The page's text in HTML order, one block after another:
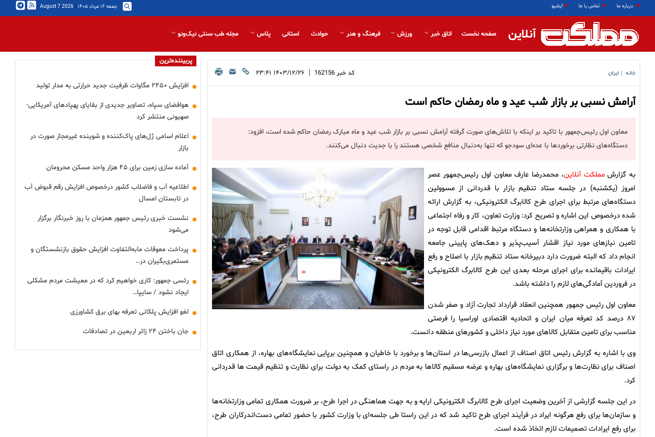
درباره ما تماس با ما آرشیو جمعه ۱۶ مرداد ۱۴۰۵ |
2026 August 7
آنلاین صفحه نخست اتاق خبر ورزش فرهنگ و هنر حوادث استانی پلاس مجله طب سنتی نیک‌ونو
خانه ایران کد خبر 162156
| ۱۴۰۳/۱۲/۲۶ ۲۳:۴۱
آرامش نسبی بر بازار شب عید و ماه رمضان حاکم است
معاون اول رئیس‌جمهور با تاکید بر اینکه با تلاش‌های صورت گرفته آرامش نسبی بر بازار شب عید و ماه مبارک رمضان حاکم شده است، افزود:
دستگاه‌های نظارتی برخوردها با عده‌ای سودجو که تنها به‌دنبال منافع شخصی هستند را با جدیت دنبال می‌کنند.
به گزارشمملکت آنلاین، محمدرضا عارف معاون اول رئیس‌جمهور عصر
امروز (یکشنبه) در جلسه ستاد تنظیم بازار با قدردانی از مسوولین
دستگاه‌های مرتبط برای اجرای طرح کالابرگ الکترونیکی، به گزارش ارائه
شده درخصوص این اشاره و تصریح کرد: وزارت تعاون، کار و رفاه اجتماعی
با همکاری و همراهی وزارتخانه‌ها و دستگاه مرتبط اقدامی قابل توجه در
تامین نیازهای مورد نیاز اقشار آسیب‌پذیر و دهک‌های پایینی جامعه
انجام داد که البته ضرورت دارد دبیرخانه ستاد تنظیم بازار با اصلاح و رفع
ایرادات باقیمانده برای اجرای مرحله بعدی این طرح کالابرگ الکترونیکی
در فروردین آمادگی‌های لازم را داشته باشد.
معاون اول رئیس جمهور همچنین انعقاد قرارداد تجارت آزاد و صفر شدن
۸۷ درصد کد تعرفه میان ایران و اتحادیه اقتصادی اوراسیا را فرصتی
مناسب برای تامین متقابل کالاهای مورد نیاز داخلی و کشورهای منطقه دانست.
وی با اشاره به گزارش رئیس اتاق اصناف از اعمال بازرسی‌ها در استان‌ها و برخورد با خاطیان و همچنین برپایی نمایشگاه‌های بهاره، از همکاری اتاق
اصناف برای نظارت‌ها و برگزاری نمایشگاه‌های بهاره و عرضه مسقیم کالاها به مردم در راستای کمک به دولت برای نظارت و تنظیم قیمت ها قدردانی
کرد.
در این جلسه گزارشی از آخرین وضعیت اجرای طرح کالابرگ الکترونیکی ارایه و به جهت هماهنگی در اجرا طرح، بر ضرورت همکاری تمامی وزارتخانه‌ها
و سازمان‌ها برای رفع هرگونه ایراد در فرآیند اجرای طرح تاکید شد که در این راستا طی جلسه‌ای با وزارت کشور با حضور تمامی دست‌اندرکاران طرح،
برای رفع ایرادات تصمیمات لازم اتخاذ شده است.
پربیننده‌ترین
افزایش ۲۴۵۰ مگاوات ظرفیت جدید حرارتی به مدار تولید
هوافضای سپاه، تصاویر جدیدی از بقایای پهپادهای آمریکایی-
صهیونی منتشر کرد
اعلام اسامی ژل‌های پاک‌کننده و شوینده غیرمجاز صورت در
بازار
آماده سازی زمین برای ۴۵ هزار واحد مسکن محرومان
اطلاعیه آب و فاضلاب کشور درخصوص افزایش رقم قبوض آب
در تابستان امسال
نشست خبری رئیس جمهور همزمان با روز خبرنگار برگزار
می‌شود
پرداخت معوقات مابه‌التفاوت افزایش حقوق بازنشستگان و
مستمری‌بگیران در…
رئسی جمهور: کاری خواهیم کرد که در معیشت مردم مشکلی
ایجاد نشود / سایپا…
لغو افزایش پلکانی تعرفه بهای برق کشاورزی
جان باختن ۲۴ زائر اربعین در تصادفات